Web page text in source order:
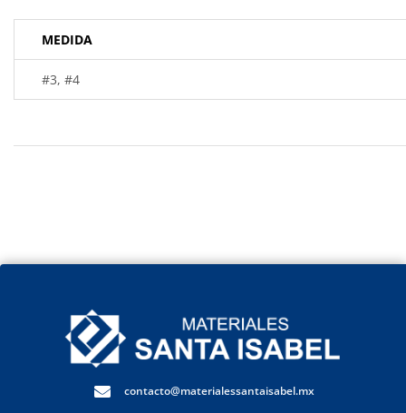
MEDIDA
#3, #4
contacto@materialessantaisabel.mx